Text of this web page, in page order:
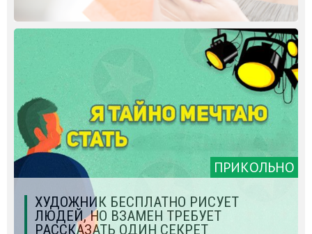
ПРИКОЛЬНО
ХУДОЖНИК БЕСПЛАТНО РИСУЕТ
ЛЮДЕЙ, НО ВЗАМЕН ТРЕБУЕТ
РАССКАЗАТЬ ОДИН СЕКРЕТ